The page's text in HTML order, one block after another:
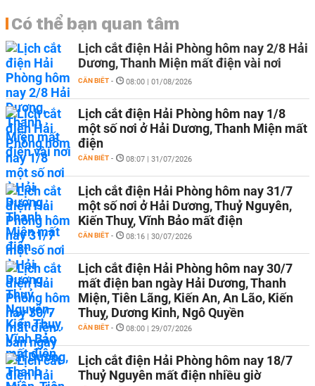
Có thể bạn quan tâm
Lịch cắt điện Hải Phòng hôm nay 2/8 Hải
Dương, Thanh Miện mất điện vài nơi
CẦN BIẾT - 08:00 | 01/08/2026
Lịch cắt điện Hải Phòng hôm nay 1/8
một số nơi ở Hải Dương, Thanh Miện mất
điện
CẦN BIẾT - 08:07 | 31/07/2026
Lịch cắt điện Hải Phòng hôm nay 31/7
một số nơi ở Hải Dương, Thuỷ Nguyên,
Kiến Thuỵ, Vĩnh Bảo mất điện
CẦN BIẾT - 08:16 | 30/07/2026
Lịch cắt điện Hải Phòng hôm nay 30/7
mất điện ban ngày Hải Dương, Thanh
Miện, Tiên Lãng, Kiến An, An Lão, Kiến
Thuỵ, Dương Kinh, Ngô Quyền
CẦN BIẾT - 08:00 | 29/07/2026
Lịch cắt điện Hải Phòng hôm nay 18/7
Thuỷ Nguyên mất điện nhiều giờ